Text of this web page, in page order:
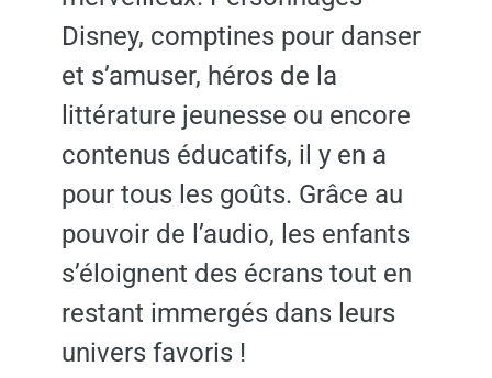
Disney, comptines pour danser
et s’amuser, héros de la
littérature jeunesse ou encore
contenus éducatifs, il y en a
pour tous les goûts. Grâce au
pouvoir de l’audio, les enfants
s’éloignent des écrans tout en
restant immergés dans leurs
univers favoris !